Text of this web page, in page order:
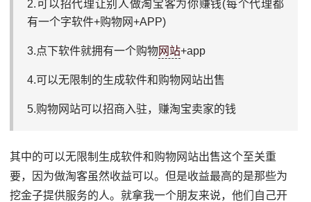
2.可以招代理让别人做淘宝客为你赚钱(每个代理都
有一个字软件+购物网+APP)
3.点下软件就拥有一个购物网站+app
4.可以无限制的生成软件和购物网站出售
5.购物网站可以招商入驻，赚淘宝卖家的钱
其中的可以无限制生成软件和购物网站出售这个至关重
要，因为做淘客虽然收益可以。但是收益最高的是那些为
挖金子提供服务的人。就拿我一个朋友来说，他们自己开